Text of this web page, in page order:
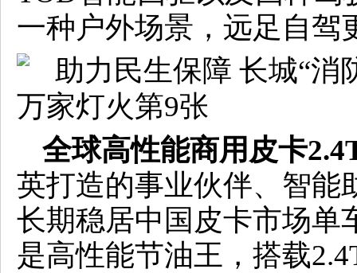
一种户外场景，远足自驾
全球高性能商用皮卡
英打造的事业伙伴、智能
长期稳居中国皮卡市场单
是高性能节油王，搭载